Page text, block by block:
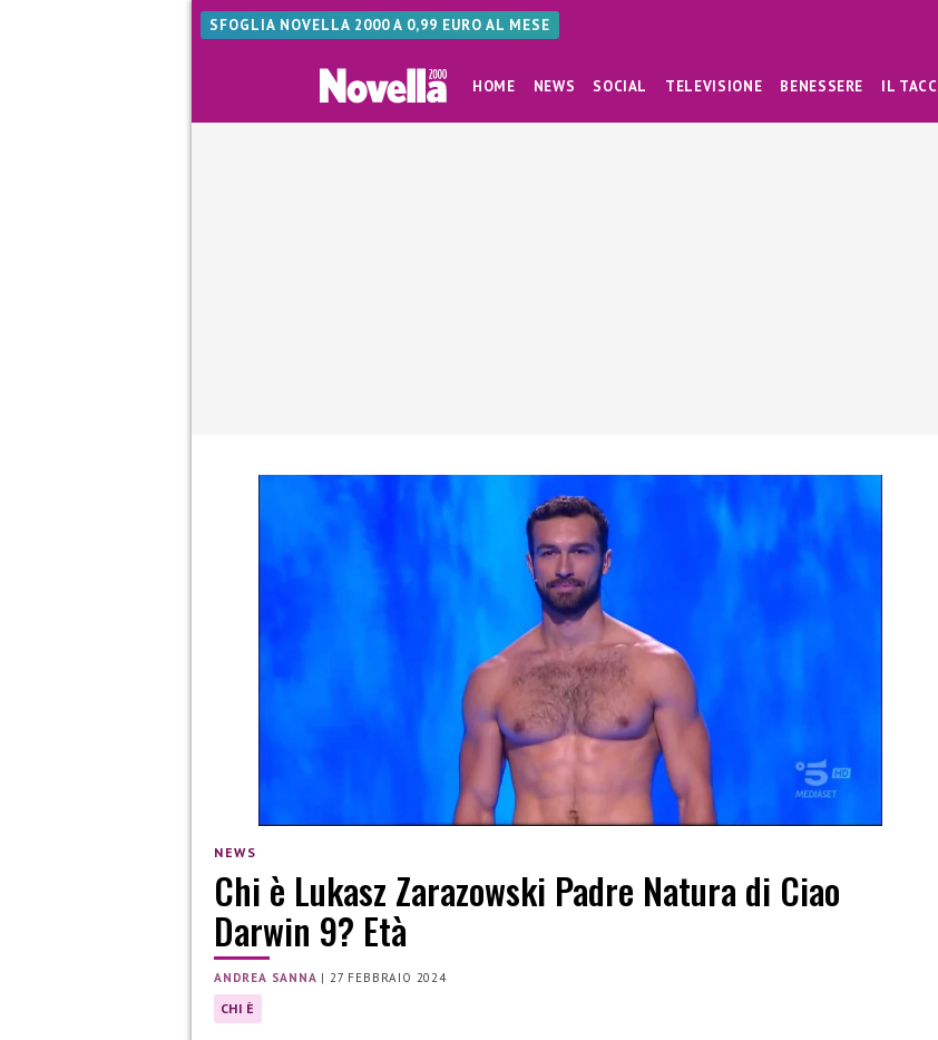
SFOGLIA NOVELLA 2000 A 0,99 EURO AL MESE
HOME NEWS SOCIAL TELEVISIONE BENESSERE IL
NEWS
Chi è Lukasz Zarazowski Padre Natura di Ciao
Darwin 9? Età
ANDREA SANNA |27 FEBBRAIO 2024
CHI È